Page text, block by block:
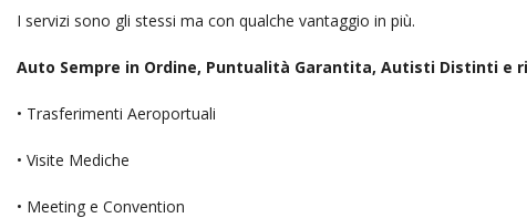
I servizi sono gli stessi ma con qualche vantaggio in più.
Auto Sempre in Ordine, Puntualità Garantita, Autisti Distinti e
• Trasferimenti Aeroportuali
• Visite Mediche
• Meeting e Convention